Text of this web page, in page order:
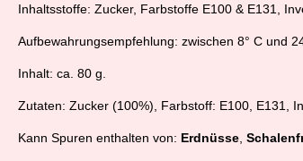
Inhaltsstoffe: Zucker, Farbstoffe E100 & E131,
Aufbewahrungsempfehlung: zwischen 8° C und
Inhalt: ca. 80 g.
Zutaten: Zucker (100%), Farbstoff: E100, E131,
Kann Spuren enthalten von: Erdnüsse